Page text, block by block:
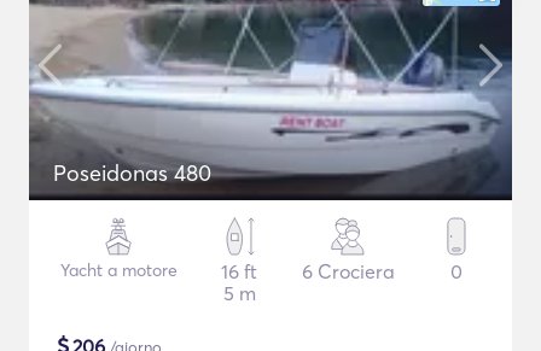
Poseidonas 480
Yacht a motore
16 ft
5 m
6 Crociera 0
206